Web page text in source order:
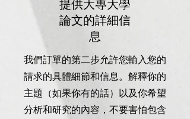
提供大專大學
論文的詳細信
息
我們訂單的第二步允許您輸入您的
請求的具體細節和信息。解釋你的
主題（如果你有的話）以及你希望
分析和研究的內容，不要害怕包含